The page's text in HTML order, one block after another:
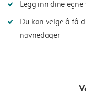
Legg inn dine
Du kan velge å få
navnedager